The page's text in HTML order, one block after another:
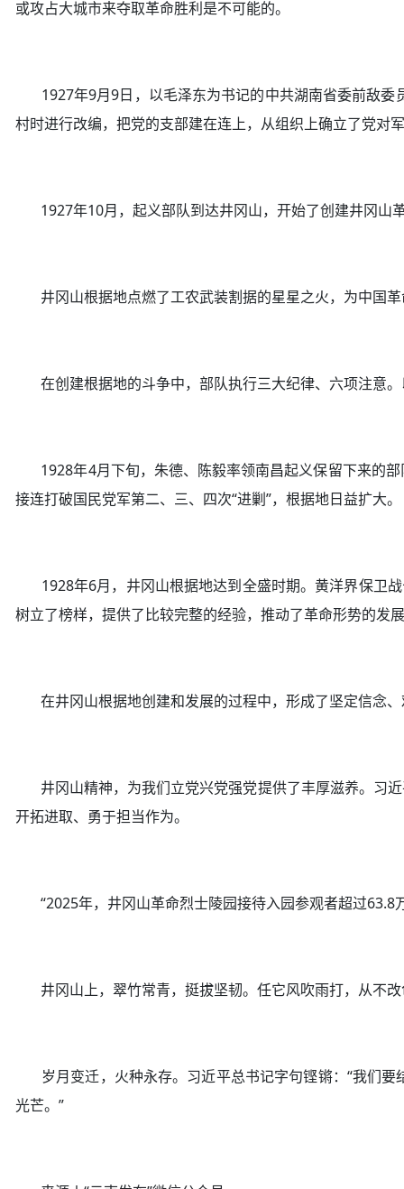
或攻占大城市来夺取革命胜利是不可能的。
1927年9月9日，以毛泽东为书记的中共湖南省委前敌委
村时进行改编，把党的支部建在连上，从组织上确立了党对
1927年10月，起义部队到达井冈山，开始了创建井冈山
井冈山根据地点燃了工农武装割据的星星之火，为中国
在创建根据地的斗争中，部队执行三大纪律、六项注意
1928年4月下旬，朱德、陈毅率领南昌起义保留下来的部
接连打破国民党军第二、三、四次“进剿”，根据地日益扩大。
1928年6月，井冈山根据地达到全盛时期。黄洋界保卫
树立了榜样，提供了比较完整的经验，推动了革命形势的发
在井冈山根据地创建和发展的过程中，形成了坚定信念、
井冈山精神，为我们立党兴党强党提供了丰厚滋养。习近
开拓进取、勇于担当作为。
“2025年，井冈山革命烈士陵园接待入园参观者超过63.8
井冈山上，翠竹常青，挺拔坚韧。任它风吹雨打，从不改
岁月变迁，火种永存。习近平总书记字句铿锵：“我们要
光芒。”